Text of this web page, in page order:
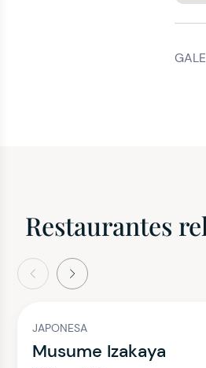
Restaurantes
Siguiente
JAPONESA
Musume Izakaya